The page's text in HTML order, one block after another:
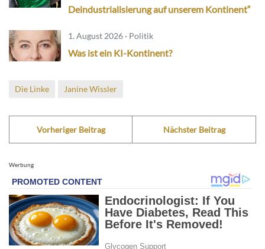
Deindustrialisierung auf unserem Kontinent“
1. August 2026 · Politik
Was ist ein KI-Kontinent?
Die Linke Janine Wissler
Vorheriger Beitrag Nächster Beitrag
Werbung